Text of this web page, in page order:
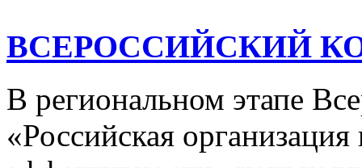
ВСЕРОССИЙСКИЙ
В региональном этапе
«Российская